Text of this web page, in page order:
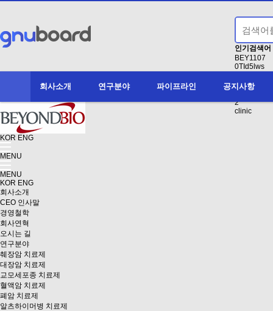
인기검색어
BEY1107
0TId5lws
1
액면분할
2
clinic
회사소개 연구분야 파이프라인 공지사항
KOR ENG
MENU
MENU
KOR ENG
회사소개
CEO 인사말
경영철학
회사연혁
오시는 길
연구분야
췌장암 치료제
대장암 치료제
교모세포종 치료제
혈액암 치료제
폐암 치료제
알츠하이머병 치료제